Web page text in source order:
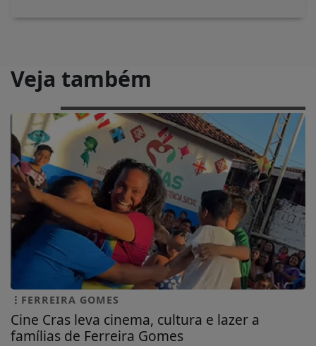
Veja também
FERREIRA GOMES
Cine Cras leva cinema, cultura e lazer a
famílias de Ferreira Gomes